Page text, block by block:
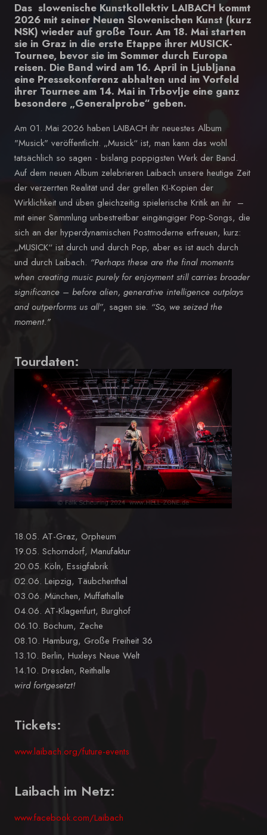
Das slowenische Kunstkollektiv LAIBACH kommt
2026 mit seiner Neuen Slowenischen Kunst (kurz
NSK) wieder auf große Tour. Am 18. Mai starten
sie in Graz in die erste Etappe ihrer MUSICK-
Tournee, bevor sie im Sommer durch Europa
reisen. Die Band wird am 16. April in Ljubljana
eine Pressekonferenz abhalten und im Vorfeld
ihrer Tournee am 14. Mai in Trbovlje eine ganz
besondere „Generalprobe“ geben.
Am 01. Mai 2026 haben LAIBACH ihr neuestes Album
"Musick" veröffentlicht. „Musick“ ist, man kann das wohl
tatsächlich so sagen - bislang poppigsten Werk der Band.
Auf dem neuen Album zelebrieren Laibach unsere heutige Zeit
der verzerrten Realität und der grellen KI-Kopien der
Wirklichkeit und üben gleichzeitig spielerische Kritik an ihr –
mit einer Sammlung unbestreitbar eingängiger Pop-Songs, die
sich an der hyperdynamischen Postmoderne erfreuen, kurz:
„MUSICK“ ist durch und durch Pop, aber es ist auch durch
und durch Laibach. “Perhaps these are the final moments
when creating music purely for enjoyment still carries broader
significance – before alien, generative intelligence outplays
and outperforms us all”, sagen sie. “So, we seized the
moment."
Tourdaten:
18.05. AT-Graz, Orpheum
19.05. Schorndorf, Manufaktur
20.05. Köln, Essigfabrik
02.06. Leipzig, Täubchenthal
03.06. München, Muffathalle
04.06. AT-Klagenfurt, Burghof
06.10. Bochum, Zeche
08.10. Hamburg, Große Freiheit 36
13.10. Berlin, Huxleys Neue Welt
14.10. Dresden, Reithalle
wird fortgesetzt!
Tickets:
www.laibach.org/future-events
Laibach im Netz:
www.facebook.com/Laibach